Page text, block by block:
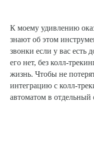
К моему удивлению
знают об этом
звонки если у вас есть
его нет, без колл-
жизнь. Чтобы не
интеграцию с колл-
автоматом в отдельный